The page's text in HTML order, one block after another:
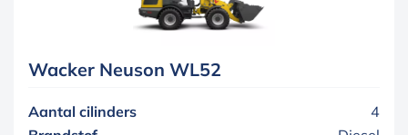
Wacker Neuson WL52
Aantal cilinders
4